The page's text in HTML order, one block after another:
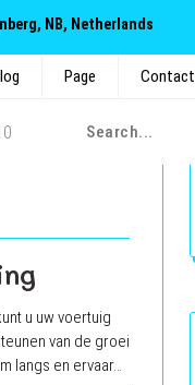
NB, Netherlands
Page Contact
laadpaal
u uw voertuig
van de groei
langs en ervaar…